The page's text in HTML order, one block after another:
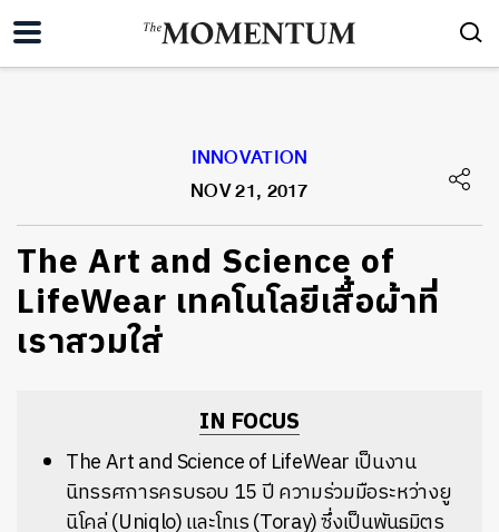
INNOVATION
NOV 21, 2017
The Art and Science of
LifeWear เทคโนโลยีเสื้อผ้าที่
เราสวมใส่
IN FOCUS
The Art and Science of LifeWear เป็นงาน
นิทรรศการครบรอบ 15 ปี ความร่วมมือระหว่างยู
นิโคล่ (Uniqlo) และโทเร (Toray) ซึ่งเป็นพันธมิตร